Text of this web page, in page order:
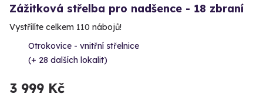
Zážitková střelba pro nadšence - 18 zbraní
Vystřílíte celkem 110 nábojů!
Otrokovice - vnitřní střelnice
(+ 28 dalších lokalit)
3 999 Kč